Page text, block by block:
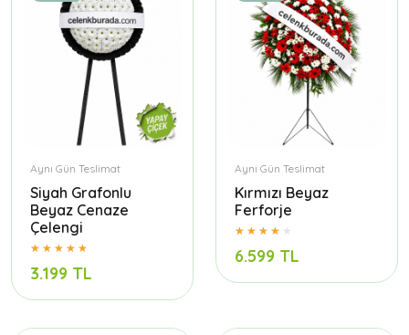
Aynı Gün Teslimat
Siyah Grafonlu
Beyaz Cenaze
Çelengi
3.199 TL
Aynı Gün Teslimat
Kırmızı Beyaz
Ferforje
6.599 TL